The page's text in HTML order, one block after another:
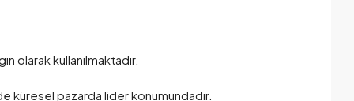
olarak kullanılmaktadır.
küresel pazarda lider konumundadır.